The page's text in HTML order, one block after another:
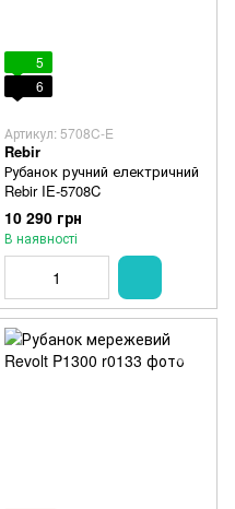
5
6
Артикул: 5708C-E
Rebir
Рубанок ручний електричний
Rebir IE-5708C
10 290 грн
В наявності